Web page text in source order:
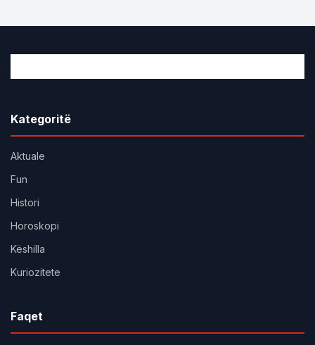
Kategoritë
Aktuale
Fun
Histori
Horoskopi
Këshilla
Kuriozitete
Faqet